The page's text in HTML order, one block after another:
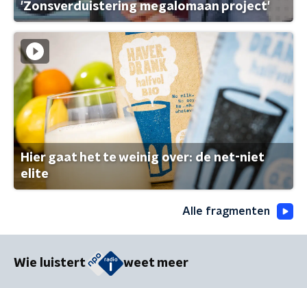
'Zonsverduistering megalomaan project'
Hier gaat het te weinig over: de net-niet
elite
Alle fragmenten
Wie luistert weet meer